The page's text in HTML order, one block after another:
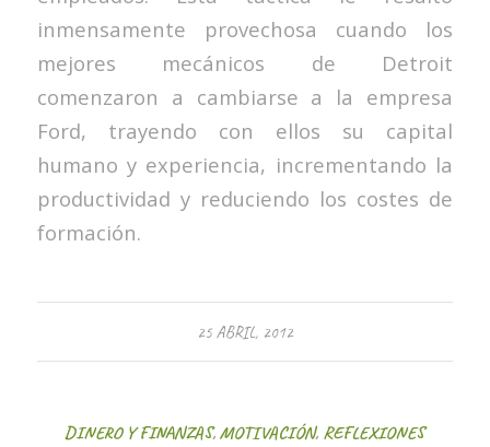
inmensamente provechosa cuando los
mejores mecánicos de Detroit
comenzaron a cambiarse a la empresa
Ford, trayendo con ellos su capital
humano y experiencia, incrementando la
productividad y reduciendo los costes de
formación.
25 ABRIL, 2012
DINERO Y FINANZAS,MOTIVACIÓN, REFLEXIONES